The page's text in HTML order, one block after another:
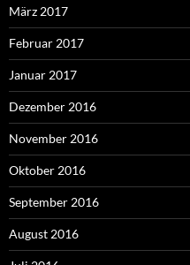
März 2017
Februar 2017
Januar 2017
Dezember 2016
November 2016
Oktober 2016
September 2016
August 2016